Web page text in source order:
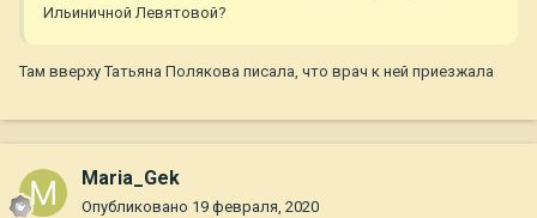
Ильиничной Левятовой?
Там вверху Татьяна Полякова писала, что врач к ней приезжала
Maria_Gek
Опубликовано 19 февраля, 2020